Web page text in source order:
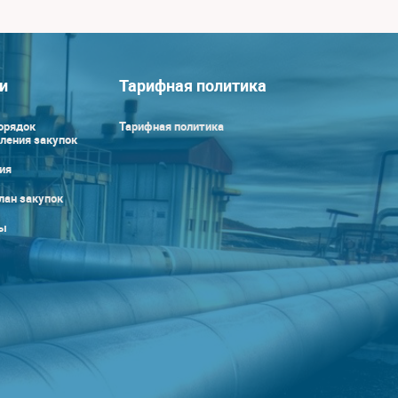
закупок
закупок
Тарифная политика
Тарифная политика